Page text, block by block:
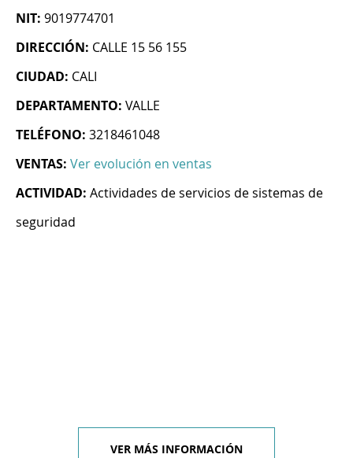
NIT: 9019774701
DIRECCIÓN: CALLE 15 56 155
CIUDAD: CALI
DEPARTAMENTO: VALLE
TELÉFONO: 3218461048
VENTAS: Ver evolución en ventas
ACTIVIDAD: Actividades de servicios de sistemas de
seguridad
VER MÁS INFORMACIÓN